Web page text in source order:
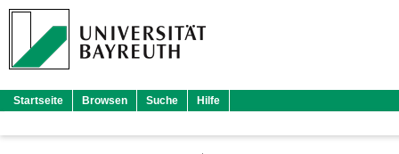
Startseite Browsen Suche Hilfe